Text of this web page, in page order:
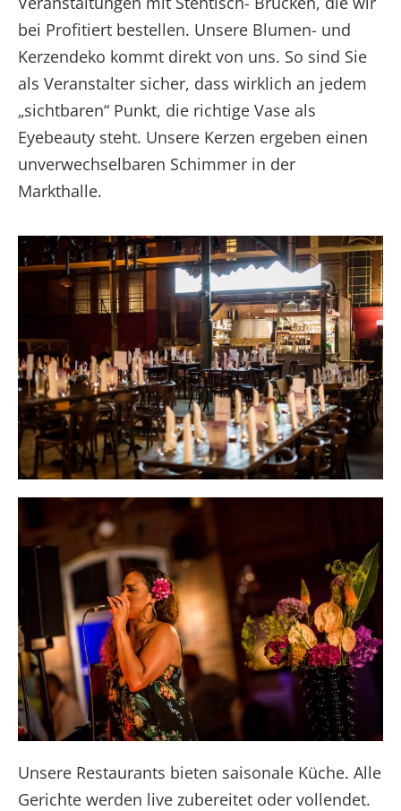
bei Profitiert bestellen. Unsere Blumen- und
Kerzendeko kommt direkt von uns. So sind Sie
als Veranstalter sicher, dass wirklich an jedem
„sichtbaren“ Punkt, die richtige Vase als
Eyebeauty steht. Unsere Kerzen ergeben einen
unverwechselbaren Schimmer in der
Markthalle.
Unsere Restaurants bieten saisonale Küche. Alle
Gerichte werden live zubereitet oder vollendet.